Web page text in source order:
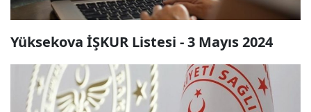
Yüksekova İŞKUR Listesi - 3 Mayıs 2024